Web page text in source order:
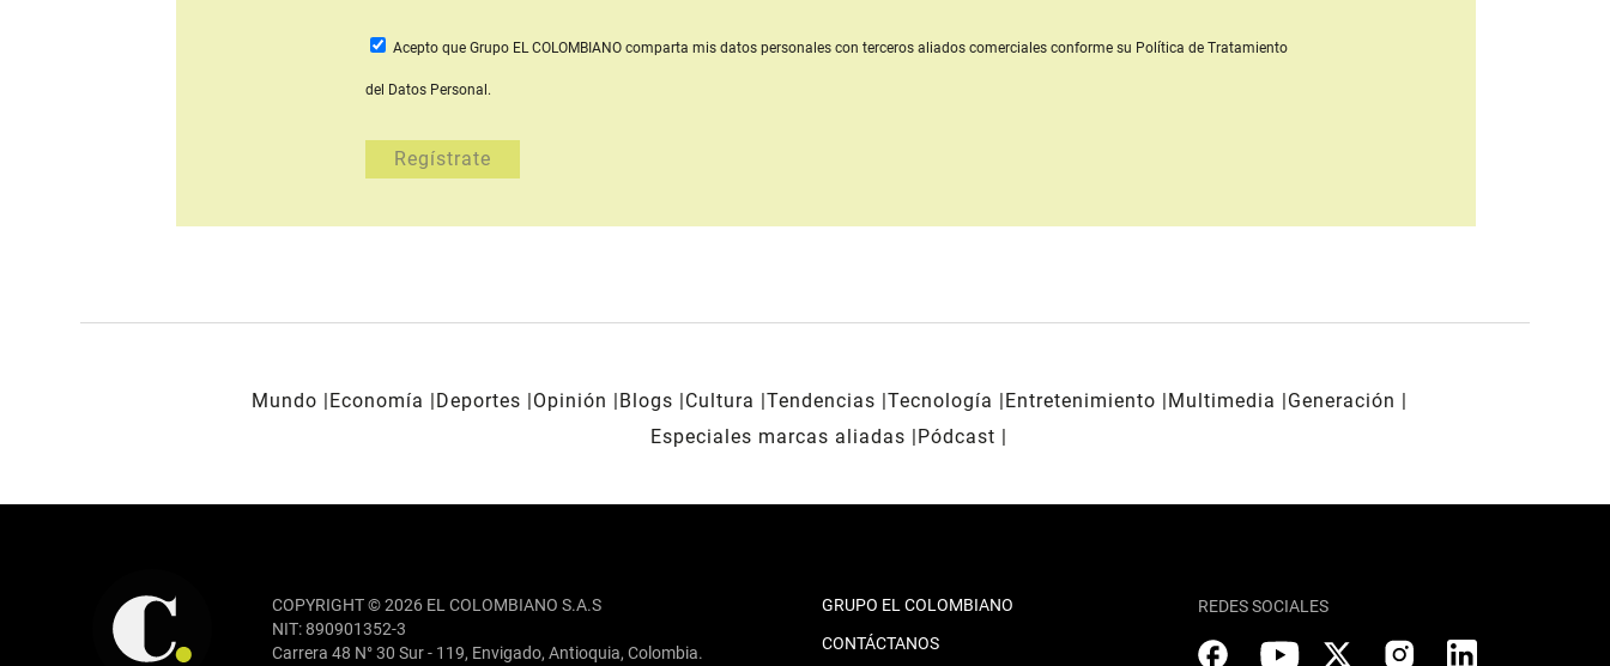
Acepto que Grupo EL COLOMBIANO comparta mis datos personales con terceros aliados comercialesconforme su Política de Tratamiento
del Datos Personal.
Mundo Economía Deportes Opinión Blogs Cultura Tendencias Tecnología Entretenimiento Multimedia
Generación
Especiales marcas aliadas
Pódcast
COPYRIGHT © 2026 EL COLOMBIANO S.A.S
NIT: 890901352-3
Carrera 48 N° 30 Sur - 119, Envigado, Antioquia, Colombia.
GRUPO EL COLOMBIANO
CONTÁCTANOS
REDES SOCIALES